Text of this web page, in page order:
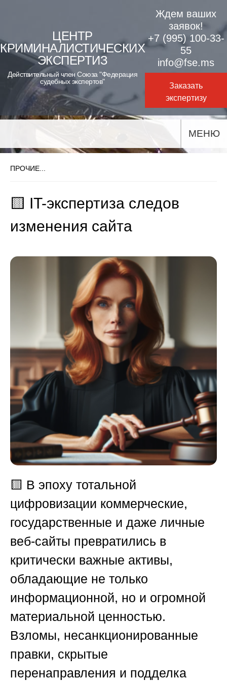
content
ЦЕНТР
КРИМИНАЛИСТИЧЕСКИХ
ЭКСПЕРТИЗ
Действительный член Союза "Федерация
судебных экспертов"
Ждем ваших
заявок!
+7 (995) 100-33-
55
info@fse.ms
Заказать
экспертизу
МЕНЮ
ПРОЧИЕ...
🟨 IT-экспертиза следов
изменения сайта
🟨 В эпоху тотальной
цифровизации коммерческие,
государственные и даже личные
веб-сайты превратились в
критически важные активы,
обладающие не только
информационной, но и огромной
материальной ценностью.
Взломы, несанкционированные
правки, скрытые
перенаправления и подделка